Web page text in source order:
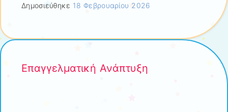
Δημοσιεύθηκε 18 Φεβρουαρίου 2026
Επαγγελματική Ανάπτυξη